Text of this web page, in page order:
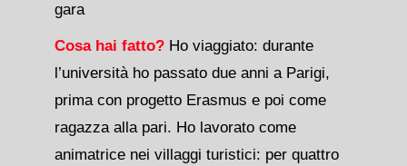
gara
Cosa hai fatto?Ho viaggiato: durante
l’università ho passato due anni a Parigi,
prima con progetto Erasmus e poi come
ragazza alla pari. Ho lavorato come
animatrice nei villaggi turistici: per quattro